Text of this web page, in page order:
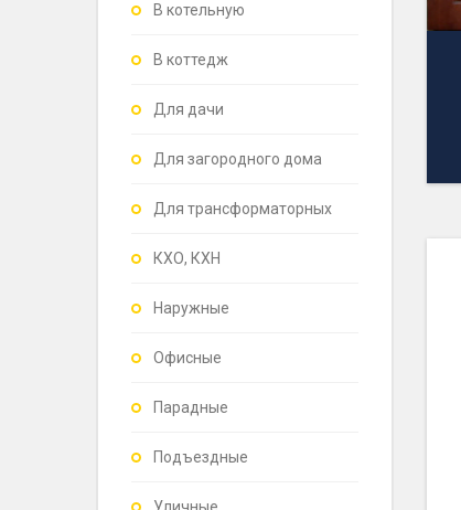
В котельную
В коттедж
Для дачи
Для загородного дома
Для трансформаторных
КХО, КХН
Наружные
Офисные
Парадные
Подъездные